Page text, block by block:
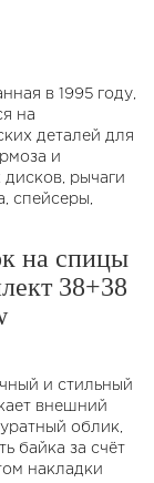
в 1995 году,
на
деталей для
и
рычаги
спейсеры,
на спицы
38+38
и стильный
внешний
облик,
байка за счёт
накладки